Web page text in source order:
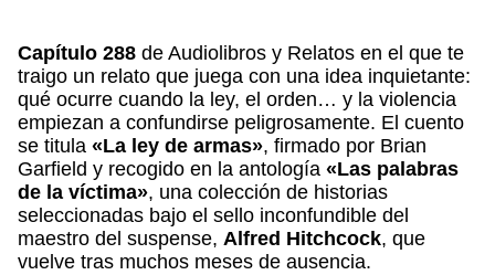
Capítulo 288 de Audiolibros y Relatos en el que te
traigo un relato que juega con una idea inquietante:
qué ocurre cuando la ley, el orden… y la violencia
empiezan a confundirse peligrosamente. El cuento
se titula «La ley de armas», firmado por Brian
Garfield y recogido en la antología «Las palabras
de la víctima», una colección de historias
seleccionadas bajo el sello inconfundible del
maestro del suspense, Alfred Hitchcock, que
vuelve tras muchos meses de ausencia.